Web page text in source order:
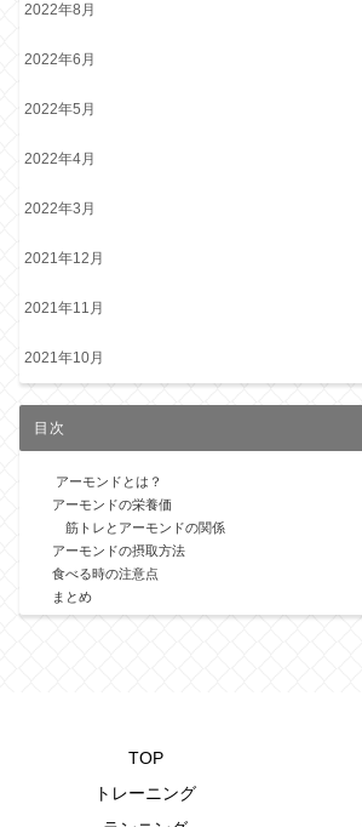
2022年8月
2022年6月
2022年5月
2022年4月
2022年3月
2021年12月
2021年11月
2021年10月
目次
アーモンドとは？
アーモンドの栄養価
筋トレとアーモンドの関係
アーモンドの摂取方法
食べる時の注意点
まとめ
TOP
トレーニング